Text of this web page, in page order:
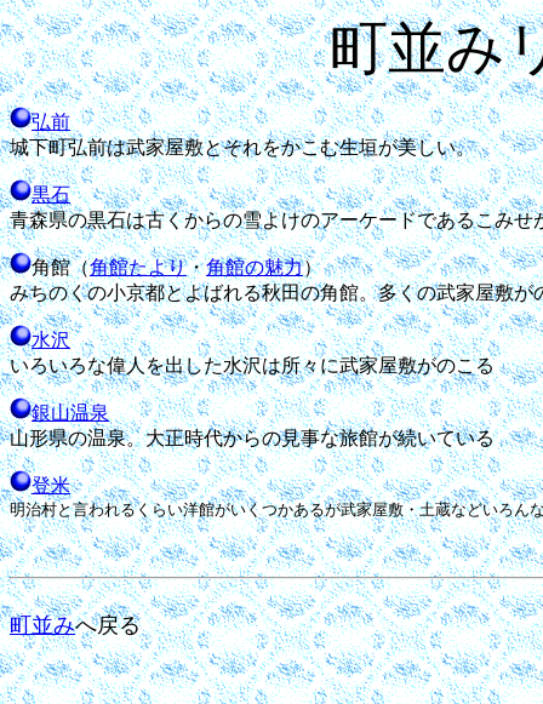
町並み
弘前
城下町弘前は武家屋敷とそれをかこむ生垣が美しい。
黒石
青森県の黒石は古くからの雪よけのアーケードであるこみせ
角館（角館たより・角館の魅力）
みちのくの小京都とよばれる秋田の角館。多くの武家屋敷が
水沢
いろいろな偉人を出した水沢は所々に武家屋敷がのこる
銀山温泉
山形県の温泉。大正時代からの見事な旅館が続いている
登米
明治村と言われるくらい洋館がいくつかあるが武家屋敷・土蔵などいろん
町並みへ戻る